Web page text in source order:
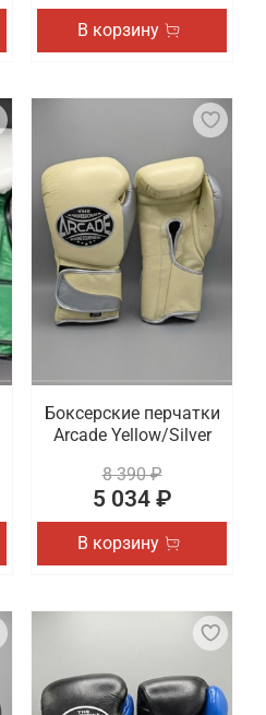
В корзину
Боксерские перчатки
Arcade Yellow/Silver
8 390 ₽
5 034 ₽
В корзину